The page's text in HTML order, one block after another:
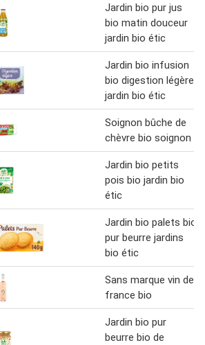
Jardin bio pur jus
bio matin douceur
jardin bio étic
Jardin bio infusion
bio digestion légère
jardin bio étic
Soignon bûche de
chèvre bio soignon
Jardin bio petits
pois bio jardin bio
étic
Jardin bio palets bio
pur beurre jardins
bio étic
Sans marque vin de
france bio
Jardin bio pur
beurre bio de